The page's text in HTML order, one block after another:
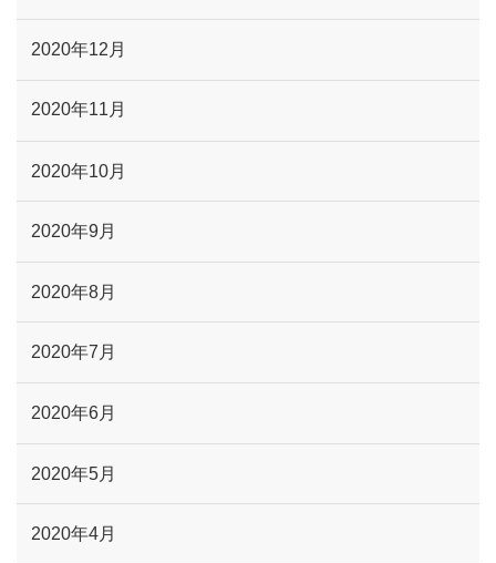
2020年12月
2020年11月
2020年10月
2020年9月
2020年8月
2020年7月
2020年6月
2020年5月
2020年4月